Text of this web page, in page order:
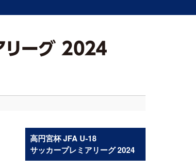
高円宮杯 JFA U-18
サッカープレミアリーグ 2024